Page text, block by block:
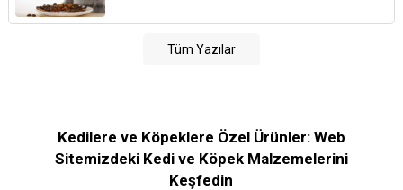
Tüm Yazılar
Kedilere ve Köpeklere Özel Ürünler: Web
Sitemizdeki Kedi ve Köpek Malzemelerini
Keşfedin